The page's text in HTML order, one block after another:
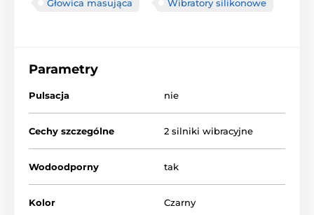
Głowica masująca Wibratory silikonowe
Parametry
Pulsacja nie
Cechy szczególne 2 silniki wibracyjne
Wodoodporny tak
Kolor Czarny